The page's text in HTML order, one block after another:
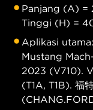
Panjang (A) =
Tinggi (H) =
Aplikasi
Mustang
2023 (V710).
(T1A, T1B). 福